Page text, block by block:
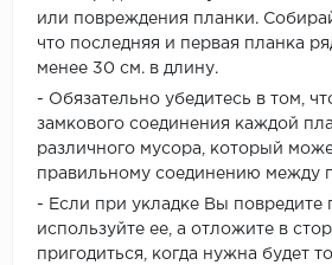
или повреждения планки.
что последняя и первая планка
менее 30 см. в длину.
- Обязательно убедитесь в том,
замкового соединения каждой
различного мусора, который
правильному соединению между
- Если при укладке Вы повредите
используйте ее, а отложите в
пригодиться, когда нужна будет